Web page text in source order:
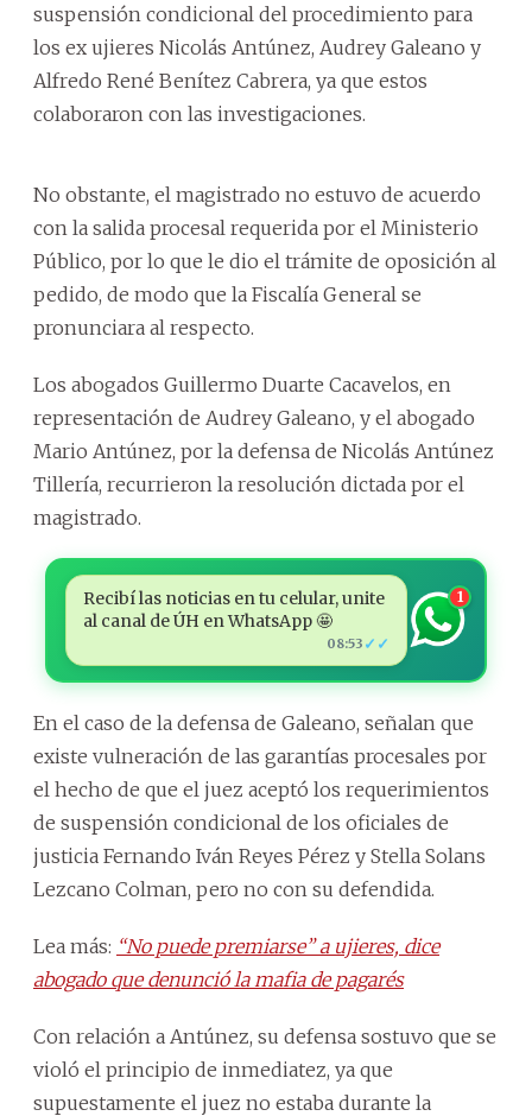
suspensión condicional del procedimiento para
los ex ujieres Nicolás Antúnez, Audrey Galeano y
Alfredo René Benítez Cabrera, ya que estos
colaboraron con las investigaciones.
No obstante, el magistrado no estuvo de acuerdo
con la salida procesal requerida por el Ministerio
Público, por lo que le dio el trámite de oposición al
pedido, de modo que la Fiscalía General se
pronunciara al respecto.
Los abogados Guillermo Duarte Cacavelos, en
representación de Audrey Galeano, y el abogado
Mario Antúnez, por la defensa de Nicolás Antúnez
Tillería, recurrieron la resolución dictada por el
magistrado.
Recibí las noticias en tu celular, unite
al canal de ÚH en WhatsApp 🤩
08:53 ✓✓
1
En el caso de la defensa de Galeano, señalan que
existe vulneración de las garantías procesales por
el hecho de que el juez aceptó los requerimientos
de suspensión condicional de los oficiales de
justicia Fernando Iván Reyes Pérez y Stella Solans
Lezcano Colman, pero no con su defendida.
Lea más: “No puede premiarse” a ujieres, dice
abogado que denunció la mafia de pagarés
Con relación a Antúnez, su defensa sostuvo que se
violó el principio de inmediatez, ya que
supuestamente el juez no estaba durante la